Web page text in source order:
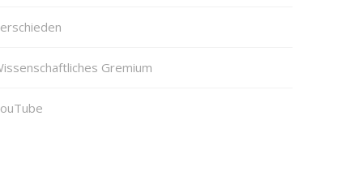
Gremium